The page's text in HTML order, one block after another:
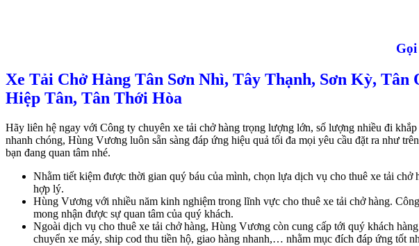
Xe Tải Chở Hàng Tân Sơn Nhì, Tây Thạnh, Sơn Kỳ,
Hiệp Tân, Tân Thới Hòa
Hãy liên hệ ngay với Công ty chuyên xe tải chở hàng trọng lượng lớn, số lượng nhiều đi
nhanh chóng, Hùng Vương luôn sẵn sàng đáp ứng hiệu quả tối đa mọi yêu cầu đặt ra như
bạn đang quan tâm nhé.
Nhằm tiết kiệm được thời gian quý báu của mình, chọn lựa dịch vụ cho thuê xe tải
hợp lý.
Hùng Vương với nhiều năm kinh nghiệm trong lĩnh vực cho thuê xe tải chở hàng.
mong nhận được sự quan tâm của quý khách.
Ngoài dịch vụ cho thuê xe tải chở hàng, Hùng Vương còn cung cấp tới quý khách
chuyển xe máy, ship cod thu tiền hộ, giao hàng nhanh,… nhằm mục đích đáp ứng tốt